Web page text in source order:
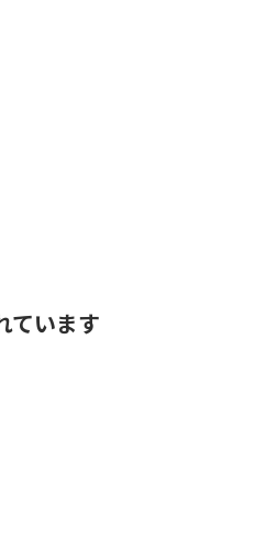
ています